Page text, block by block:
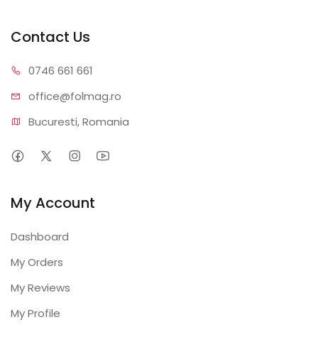
Contact Us
0746 661 661
office@folmag.ro
Bucuresti, Romania
My Account
Dashboard
My Orders
My Reviews
My Profile